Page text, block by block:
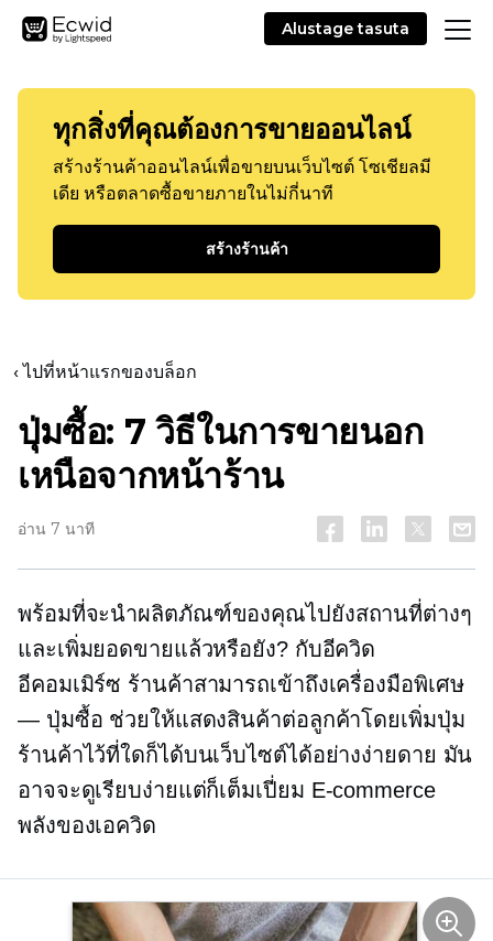
Alustage tasuta
ทุกสิ่งที่คุณต้องการขายออนไลน์
สร้างร้านค้าออนไลน์เพื่อขายบนเว็บไซต์ โซเชียลมี
เดีย หรือตลาดซื้อขายภายในไม่กี่นาที
สร้างร้านค้า
‹ ไปที่หน้าแรกของบล็อก
ปุ่มซื้อ: 7 วิธีในการขายนอก
เหนือจากหน้าร้าน
อ่าน 7 นาที
พร้อมที่จะนำผลิตภัณฑ์ของคุณไปยังสถานที่ต่างๆ
และเพิ่มยอดขายแล้วหรือยัง? กับอีควิด
อีคอมเมิร์ซ ร้านค้าสามารถเข้าถึงเครื่องมือพิเศษ
— ปุ่มซื้อ ช่วยให้แสดงสินค้าต่อลูกค้าโดยเพิ่มปุ่ม
ร้านค้าไว้ที่ใดก็ได้บนเว็บไซต์ได้อย่างง่ายดาย มัน
อาจจะดูเรียบง่ายแต่ก็เต็มเปี่ยม E-commerce
พลังของเอควิด